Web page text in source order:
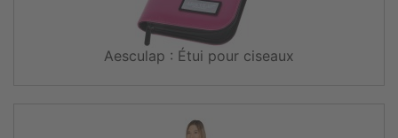
Aesculap : Étui pour ciseaux